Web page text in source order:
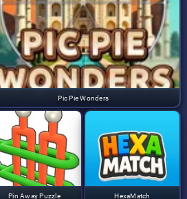
Pic Pie Wonders
Pin Away Puzzle HexaMatch